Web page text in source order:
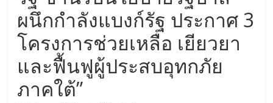
คุณภาพ
ชีวิต
ผนึกกำลังแบงก์รัฐ ประกาศ 3
โครงการช่วยเหลือ เยียวยา
และฟื้นฟูผู้ประสบอุทกภัย
ภาคใต้”